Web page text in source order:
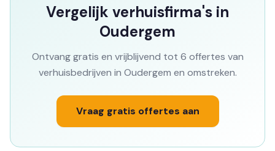
Vergelijk verhuisfirma's in
Oudergem
Ontvang gratis en vrijblijvend tot 6 offertes van
verhuisbedrijven in Oudergem en omstreken.
Vraag gratis offertes aan